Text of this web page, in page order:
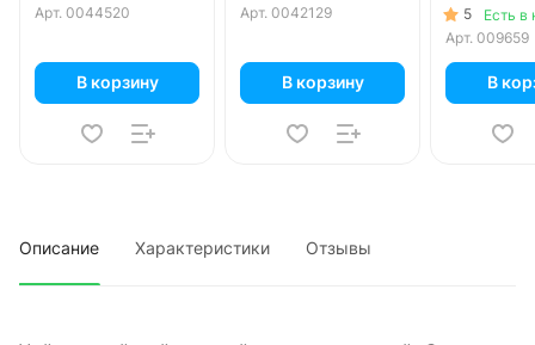
Арт. 0044520
В корзину
Арт. 0042129
В корзину
5
Есть в
Арт. 009659
В
Описание Характеристики Отзывы